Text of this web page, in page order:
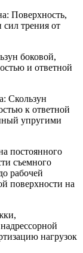
Поверхность,
сил трения от
боковой,
и ответной
Скользун
к ответной
упругими
постоянного
съемного
рабочей
поверхности на
нагрузок